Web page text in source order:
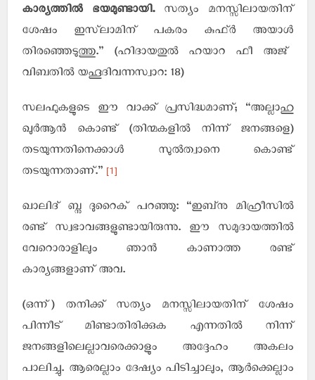
കാര്യത്തില്‍ ഭയമുണ്ടായി.സത്യം മനസ്സിലായതിന്
ശേഷം ഇസ്‌ലാമിന് പകരം കുഫ്ര്‍ അയാള്‍
തിരഞ്ഞെടുത്തു.” (ഹിദായതുല്‍ ഹയാറ ഫീ അജ്–
വിബതില്‍ യഹൂദിവന്നസ്വാറ: 18)
സലഫുകളുടെ ഈ വാക്ക് പ്രസിദ്ധമാണ്; “അല്ലാഹു
ഖുര്‍ആന്‍ കൊണ്ട് (തിന്മകളില്‍ നിന്ന് ജനങ്ങളെ)
തടയുന്നതിനെക്കാള്‍ സുല്‍ത്വാനെ കൊണ്ട്
തടയുന്നതാണ്.” [1]
ഖാലിദ് ബ്നു ദുറൈക് പറഞ്ഞു: “ഇബ്‌നു മിഹ്രീസില്‍
രണ്ട് സ്വഭാവങ്ങളുണ്ടായിരുന്നു. ഈ സമുദായത്തില്‍
വേറൊരാളിലും ഞാന്‍ കാണാത്ത രണ്ട്
കാര്യങ്ങളാണ് അവ.
(ഒന്ന്) തനിക്ക് സത്യം മനസ്സിലായതിന് ശേഷം
പിന്നീട് മിണ്ടാതിരിക്കുക എന്നതില്‍ നിന്ന്
ജനങ്ങളിലെല്ലാവരെക്കാളും അദ്ദേഹം അകലം
പാലിച്ചു. ആരെല്ലാം ദേഷ്യം പിടിച്ചാലും, ആര്‍ക്കെല്ലാം